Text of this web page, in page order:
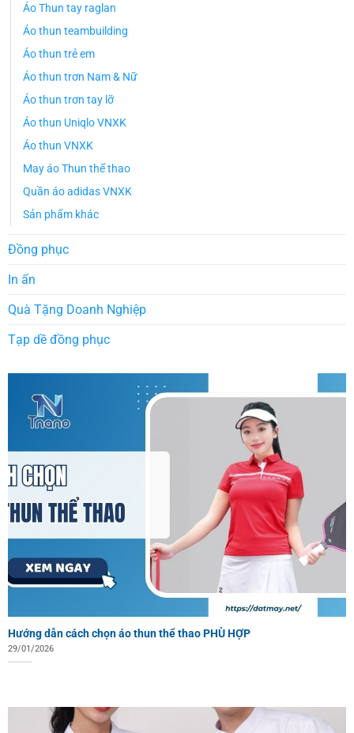
Áo Thun tay raglan
Áo thun teambuilding
Áo thun trẻ em
Áo thun trơn Nam & Nữ
Áo thun trơn tay lỡ
Áo thun Uniqlo VNXK
Áo thun VNXK
May áo Thun thể thao
Quần áo adidas VNXK
Sản phẩm khác
Đồng phục
In ấn
Quà Tặng Doanh Nghiệp
Tạp dề đồng phục
Hướng dẫn cách chọn áo thun thể thao PHÙ HỢP
29/01/2026